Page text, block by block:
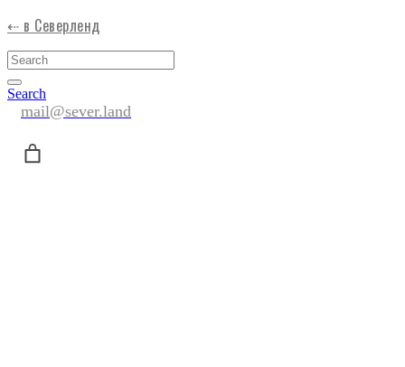
⇠ в Северленд
Search
mail@sever.land